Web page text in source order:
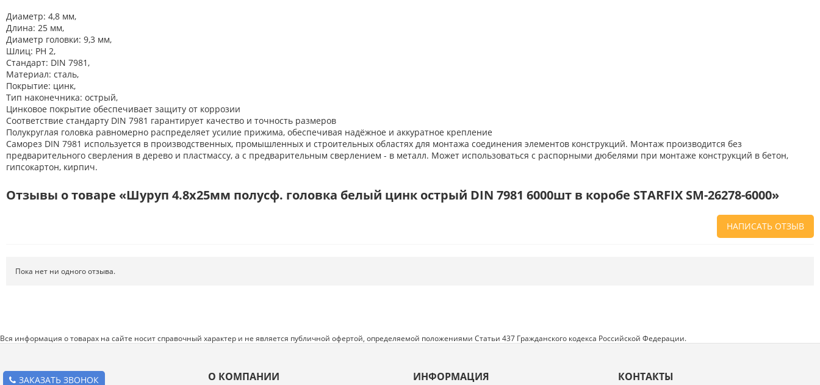
Электроинструмент
Клининг
Оборудование
Пневмоинструмент
Новые товары
Расходные материалы
Режущий инструмент
Ручной инструмент
Диаметр: 4,8 мм,
Длина: 25 мм,
Диаметр головки: 9,3 мм,
Шлиц: РН 2,
Стандарт: DIN 7981,
Материал: сталь,
Покрытие: цинк,
Тип наконечника: острый,
Цинковое покрытие обеспечивает защиту от коррозии
Соответствие стандарту DIN 7981 гарантирует качество и точность размеров
Полукруглая головка равномерно распределяет усилие прижима, обеспечивая надёжное и аккуратное крепление
Саморез DIN 7981 используется в производственных, промышленных и строительных областях для монтажа соединения элементов конструкций. Монтаж производится без
предварительного сверления в дерево и пластмассу, а с предварительным сверлением - в металл. Может использоваться с распорными дюбелями при монтаже конструкций в бетон,
гипсокартон, кирпич.
Отзывы о товаре «Шуруп 4.8х25мм полусф. головка белый цинк острый DIN 7981 6000шт в коробе STARFIX SM-26278-6000»
НАПИСАТЬ ОТЗЫВ
Доставка. Как был упакован товар?
Товар. Качественный? Какие его плюсы и
Пока нет ни одного отзыва.
Вся информация о товарах на сайте носит справочный характер и не является публичной офертой, определяемой положениями Статьи 437 Гражданского кодекса Российской Федерации.
ЗАКАЗАТЬ ЗВОНОК О КОМПАНИИ ИНФОРМАЦИЯ КОНТАКТЫ